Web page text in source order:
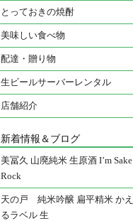
とっておきの焼酎
美味しい食べ物
配達・贈り物
生ビールサーバーレンタル
店舗紹介
新着情報＆ブログ
美冨久 山廃純米 生原酒 I’m Sake
Rock
天の戸 純米吟醸 扁平精米 かえ
るラベル 生